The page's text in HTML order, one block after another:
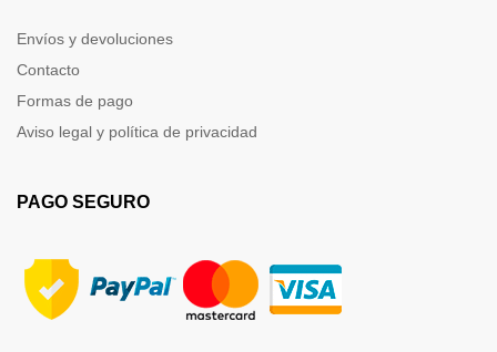
Envíos y devoluciones
Contacto
Formas de pago
Aviso legal y política de privacidad
PAGO SEGURO